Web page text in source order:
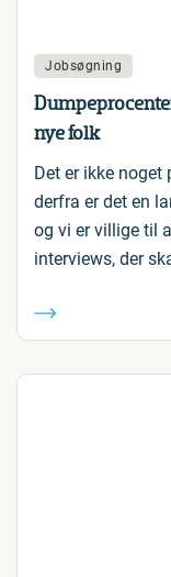
Jobsøgning
nye folk
Det er ikke
derfra er det en
og vi er villige til
interviews, der